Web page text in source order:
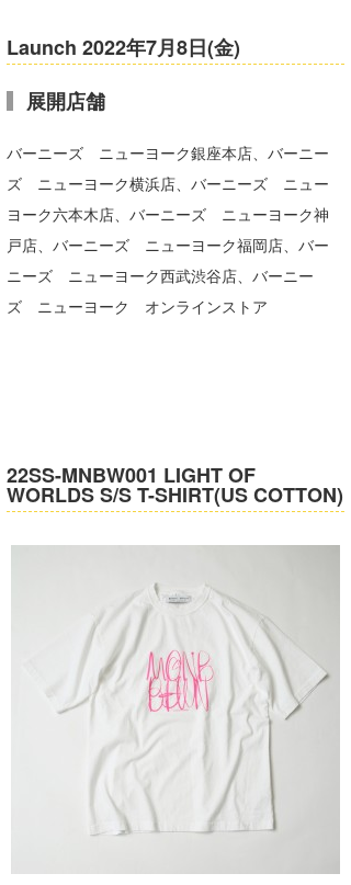
Launch 2022年7月8日(金)
展開店舗
バーニーズ ニューヨーク銀座本店、バーニー
ズ ニューヨーク横浜店、バーニーズ ニュー
ヨーク六本木店、バーニーズ ニューヨーク神
戸店、バーニーズ ニューヨーク福岡店、バー
ニーズ ニューヨーク西武渋谷店、バーニー
ズ ニューヨーク オンラインストア
22SS-MNBW001 LIGHT OF
WORLDS S/S T-SHIRT(US COTTON)
NOBUFUKU
大野”MAR”修聖
喜納海人
G◎Da
KID
KOBU
S.K
YUKI☆
たっちー
ハンマー
まっきー
三輪予報士